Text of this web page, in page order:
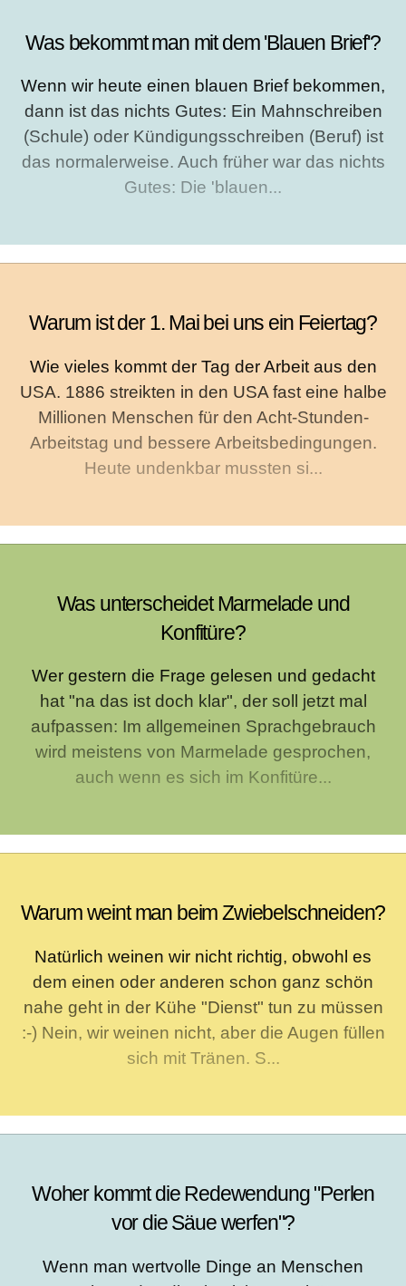
Was bekommt man mit dem 'Blauen Brief'?
Wenn wir heute einen blauen Brief bekommen,
dann ist das nichts Gutes: Ein Mahnschreiben
(Schule) oder Kündigungsschreiben (Beruf) ist
das normalerweise. Auch früher war das nichts
Gutes: Die 'blauen...
Warum ist der 1. Mai bei uns ein Feiertag?
Wie vieles kommt der Tag der Arbeit aus den
USA. 1886 streikten in den USA fast eine halbe
Millionen Menschen für den Acht-Stunden-
Arbeitstag und bessere Arbeitsbedingungen.
Heute undenkbar mussten si...
Was unterscheidet Marmelade und
Konfitüre?
Wer gestern die Frage gelesen und gedacht
hat "na das ist doch klar", der soll jetzt mal
aufpassen: Im allgemeinen Sprachgebrauch
wird meistens von Marmelade gesprochen,
auch wenn es sich im Konfitüre...
Warum weint man beim Zwiebelschneiden?
Natürlich weinen wir nicht richtig, obwohl es
dem einen oder anderen schon ganz schön
nahe geht in der Kühe "Dienst" tun zu müssen
:-) Nein, wir weinen nicht, aber die Augen füllen
sich mit Tränen. S...
Woher kommt die Redewendung "Perlen
vor die Säue werfen"?
Wenn man wertvolle Dinge an Menschen